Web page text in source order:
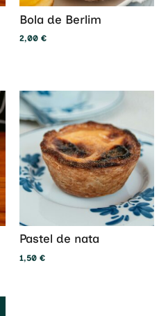
Bola de Berlim
2,00 €
Pastel de nata
1,50 €